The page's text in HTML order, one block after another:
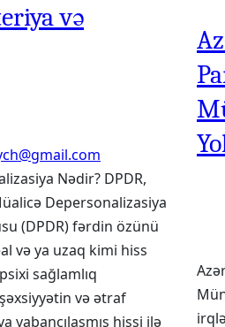
və
Nədir? DPDR,
Depersonalizasiya
(DPDR) fərdin özünü
və ya uzaq kimi hiss
sağlamlıq
və ətraf
yabancılaşmış hissi ilə